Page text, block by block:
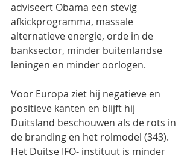
adviseert Obama een stevig
afkickprogramma, massale
alternatieve energie, orde in de
banksector, minder buitenlandse
leningen en minder oorlogen.
Voor Europa ziet hij negatieve en
positieve kanten en blijft hij
Duitsland beschouwen als de rots in
de branding en het rolmodel (343).
Het Duitse IFO- instituut is minder